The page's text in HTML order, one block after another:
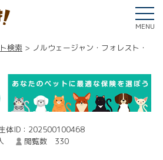
MENU
検索
ノルウェージャン・フォレスト・
体ID：202500100468
閲覧数 330